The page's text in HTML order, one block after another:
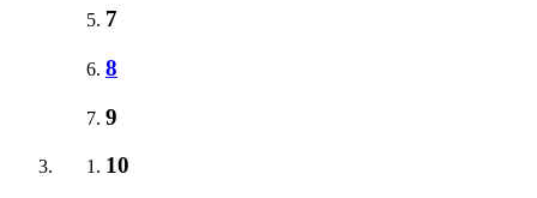
7
8
9
10